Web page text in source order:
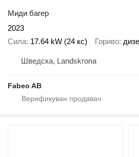
Миди багер
2023
Сила 17.64 kW (24 кс) Гориво
Шведска, Landskrona
Fabeo AB